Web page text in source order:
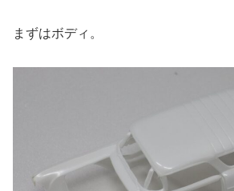
まずはボディ。